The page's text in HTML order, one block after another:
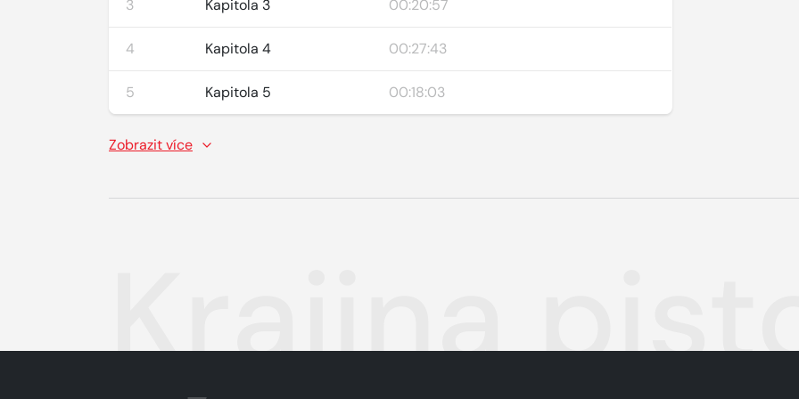
3 Kapitola 3 00:20:57
4 Kapitola 4 00:27:43
5 Kapitola 5 00:18:03
Zobrazit více
Krajina